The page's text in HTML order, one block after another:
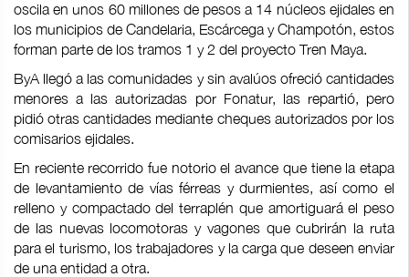
oscila en unos 60 millones de pesos a 14 núcleos ejidales en
los municipios de Candelaria, Escárcega y Champotón, estos
forman parte de los tramos 1 y 2 del proyecto Tren Maya.
ByA llegó a las comunidades y sin avalúos ofreció cantidades
menores a las autorizadas por Fonatur, las repartió, pero
pidió otras cantidades mediante cheques autorizados por los
comisarios ejidales.
En reciente recorrido fue notorio el avance que tiene la etapa
de levantamiento de vías férreas y durmientes, así como el
relleno y compactado del terraplén que amortiguará el peso
de las nuevas locomotoras y vagones que cubrirán la ruta
para el turismo, los trabajadores y la carga que deseen enviar
de una entidad a otra.